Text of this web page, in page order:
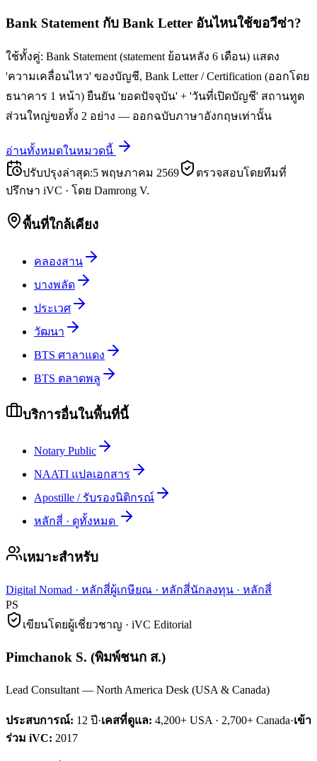
Bank Statement กับ Bank Letter อันไหนใช้ขอวีซ่า?
ใช้ทั้งคู่: Bank Statement (statement ย้อนหลัง 6 เดือน) แสดง
'ความเคลื่อนไหว' ของบัญชี, Bank Letter / Certification (ออกโดย
ธนาคาร 1 หน้า) ยืนยัน 'ยอดปัจจุบัน' + 'วันที่เปิดบัญชี' สถานทูต
ส่วนใหญ่ขอทั้ง 2 อย่าง — ออกฉบับภาษาอังกฤษเท่านั้น
อ่านทั้งหมดในหมวดนี้
ปรับปรุงล่าสุด:5 พฤษภาคม 2569
ตรวจสอบโดยทีมที่
ปรึกษา iVC · โดย Damrong V.
พื้นที่ใกล้เคียง
คลองสาน
บางพลัด
ประเวศ
วัฒนา
BTS ศาลาแดง
BTS ตลาดพลู
บริการอื่นในพื้นที่นี้
Notary Public
NAATI แปลเอกสาร
Apostille / รับรองนิติกรณ์
หลักสี่ · ดูทั้งหมด
เหมาะสำหรับ
Digital Nomad · หลักสี่ผู้เกษียณ · หลักสี่นักลงทุน · หลักสี่
PS
เขียนโดยผู้เชี่ยวชาญ · iVC Editorial
Pimchanok S. (พิมพ์ชนก ส.)
Lead Consultant — North America Desk (USA & Canada)
ประสบการณ์: 12 ปี·เคสที่ดูแล: 4,200+ USA · 2,700+ Canada·เข้า
ร่วม iVC: 2017